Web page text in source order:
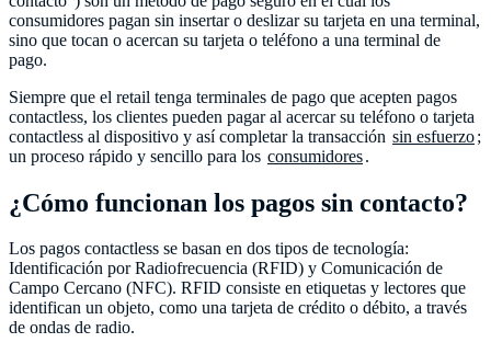
consumidores pagan sin insertar o deslizar su tarjeta en una terminal,
sino que tocan o acercan su tarjeta o teléfono a una terminal de
pago.
Siempre que el retail tenga terminales de pago que acepten pagos
contactless, los clientes pueden pagar al acercar su teléfono o tarjeta
contactless al dispositivo y así completar la transacción sin esfuerzo;
un proceso rápido y sencillo para los consumidores.
¿Cómo funcionan los pagos sin contacto?
Los pagos contactless se basan en dos tipos de tecnología:
Identificación por Radiofrecuencia (RFID) y Comunicación de
Campo Cercano (NFC). RFID consiste en etiquetas y lectores que
identifican un objeto, como una tarjeta de crédito o débito, a través
de ondas de radio.